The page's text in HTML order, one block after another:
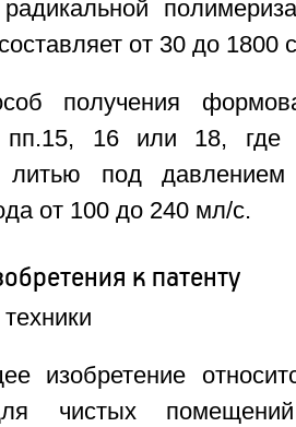
радикальной
от 30 до 1800
получения
16 или 18, где
литью под
от 100 до 240 мл/с.
к патенту
изобретение
чистых